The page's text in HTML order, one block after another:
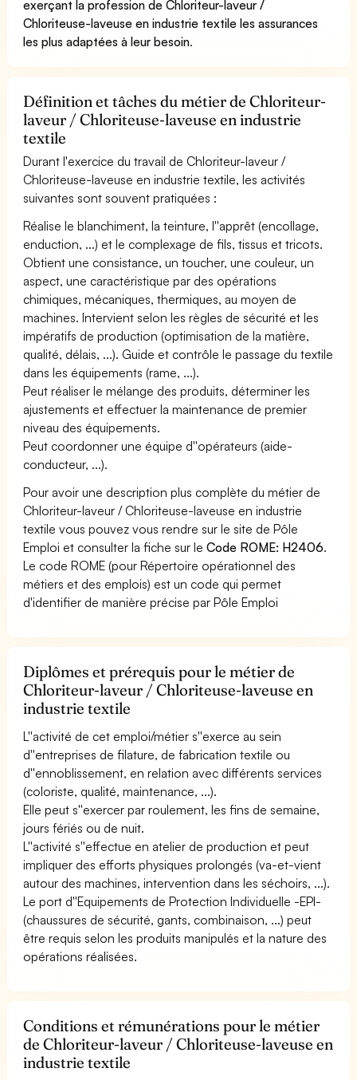
exerçant la profession de Chloriteur-laveur /
Chloriteuse-laveuse en industrie textile les assurances
les plus adaptées à leur besoin.
Définition et tâches du métier de Chloriteur-
laveur / Chloriteuse-laveuse en industrie
textile
Durant l'exercice du travail de Chloriteur-laveur /
Chloriteuse-laveuse en industrie textile, les activités
suivantes sont souvent pratiquées :
Réalise le blanchiment, la teinture, l''apprêt (encollage,
enduction, ...) et le complexage de fils, tissus et tricots.
Obtient une consistance, un toucher, une couleur, un
aspect, une caractéristique par des opérations
chimiques, mécaniques, thermiques, au moyen de
machines. Intervient selon les règles de sécurité et les
impératifs de production (optimisation de la matière,
qualité, délais, ...). Guide et contrôle le passage du textile
dans les équipements (rame, ...).
Peut réaliser le mélange des produits, déterminer les
ajustements et effectuer la maintenance de premier
niveau des équipements.
Peut coordonner une équipe d''opérateurs (aide-
conducteur, ...).
Pour avoir une description plus complète du métier de
Chloriteur-laveur / Chloriteuse-laveuse en industrie
textile vous pouvez vous rendre sur le site de Pôle
Emploi et consulter la fiche sur leCode ROME: H2406.
Le code ROME (pour Répertoire opérationnel des
métiers et des emplois) est un code qui permet
d'identifier de manière précise par Pôle Emploi
Diplômes et prérequis pour le métier de
Chloriteur-laveur / Chloriteuse-laveuse en
industrie textile
L''activité de cet emploi/métier s''exerce au sein
d''entreprises de filature, de fabrication textile ou
d''ennoblissement, en relation avec différents services
(coloriste, qualité, maintenance, ...).
Elle peut s''exercer par roulement, les fins de semaine,
jours fériés ou de nuit.
L''activité s''effectue en atelier de production et peut
impliquer des efforts physiques prolongés (va-et-vient
autour des machines, intervention dans les séchoirs, ...).
Le port d''Equipements de Protection Individuelle -EPI-
(chaussures de sécurité, gants, combinaison, ...) peut
être requis selon les produits manipulés et la nature des
opérations réalisées.
Conditions et rémunérations pour le métier
de Chloriteur-laveur / Chloriteuse-laveuse en
industrie textile